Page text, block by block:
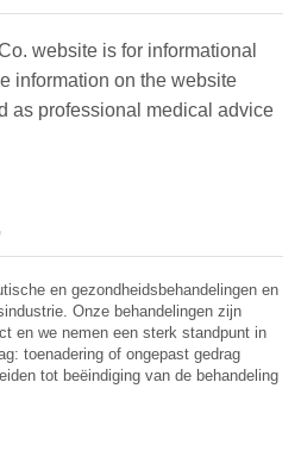
website is for informational
information on the website
as professional medical advice
en gezondheidsbehandelingen en
Onze behandelingen zijn
en we nemen een sterk standpunt in
toenadering of ongepast gedrag
tot beëindiging van de behandeling